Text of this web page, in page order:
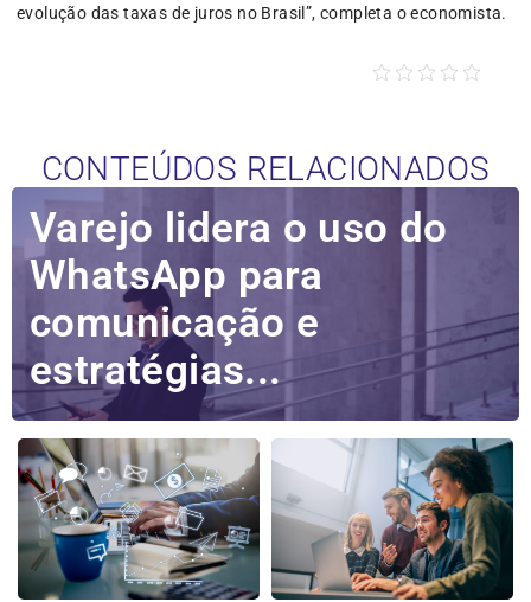
evolução das taxas de juros no Brasil”, completa o economista.
CONTEÚDOS RELACIONADOS
Varejo lidera o uso do
WhatsApp para
comunicação e
estratégias...